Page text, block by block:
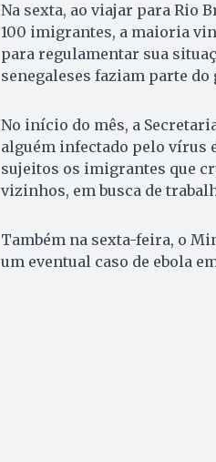
Na sexta, ao viajar para Rio
100 imigrantes, a maioria
para regulamentar sua
senegaleses faziam parte do
No início do mês, a
alguém infectado pelo vírus
sujeitos os imigrantes que
vizinhos, em busca de
Também na sexta-feira, o
um eventual caso de ebola